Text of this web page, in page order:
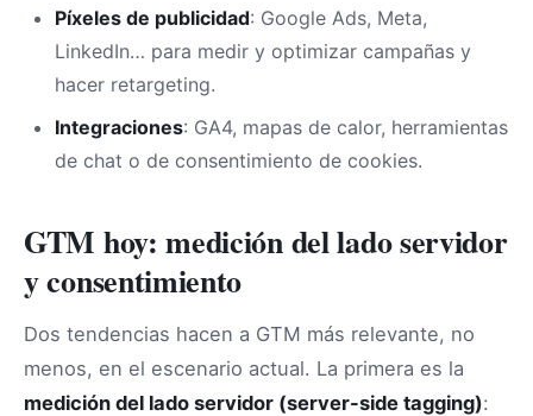
Píxeles de publicidad: Google Ads, Meta,
LinkedIn… para medir y optimizar campañas y
hacer retargeting.
Integraciones: GA4, mapas de calor, herramientas
de chat o de consentimiento de cookies.
GTM hoy: medición del lado servidor
y consentimiento
Dos tendencias hacen a GTM más relevante, no
menos, en el escenario actual. La primera es la
medición del lado servidor (server-side tagging):